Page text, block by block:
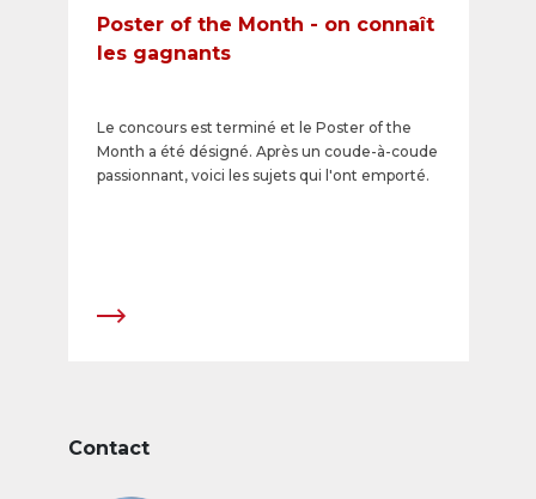
Poster of the Month - on connaît
les gagnants
Le concours est terminé et le Poster of the
Month a été désigné. Après un coude-à-coude
passionnant, voici les sujets qui l'ont emporté.​
Contact